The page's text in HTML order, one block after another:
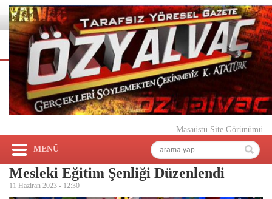
Masaüstü Site Görünümü
MENÜ
Mesleki Eğitim Şenliği Düzenlendi
11 Haziran 2023 - 12:30